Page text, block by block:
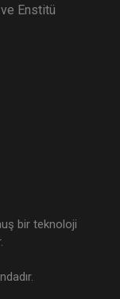
Enstitü
bir teknoloji